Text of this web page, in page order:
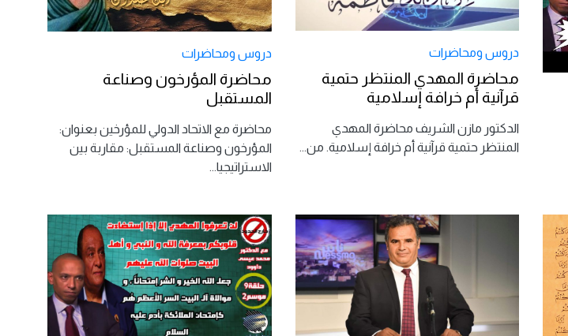
دروس ومحاضرات
محاضرة المهدي المنتظر حتمية
قرآنية أم خرافة إسلامية
الدكتور مازن الشريف محاضرة المهدي
المنتظر حتمية قرآنية أم خرافة إسلامية. من...
دروس ومحاضرات
محاضرة المؤرخون وصناعة
المستقبل
محاضرة مع الاتحاد الدولي للمؤرخين بعنوان:
المؤرخون وصناعة المستقبل: مقاربة بين
الاستراتيجيا...